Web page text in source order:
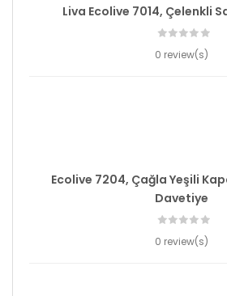
Liva Ecolive 7014, Çelenkli
0 review(s)
Ecolive 7204, Çağla Yeşili
Davetiye
0 review(s)